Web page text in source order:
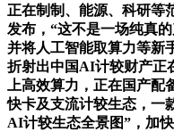
正在制制、能源、科研等
发布，“这不是一场纯真
并将人工智能取算力等新
折射出中国AI计较财产正
上高效算力，正在国产
快卡及支流计较生态，一
AI计较生态全景图”，加